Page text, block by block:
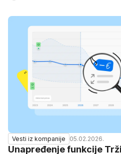
Vesti iz kompanije 05.02.2026.
Unapređenje funkcije